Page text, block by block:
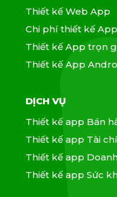
Thiết kế Web App
Chi phí thiết kế App
Thiết kế App trọn
Thiết kế App
DỊCH VỤ
Thiết kế app Bán
Thiết kế app Tài
Thiết kế app
Thiết kế app Sức